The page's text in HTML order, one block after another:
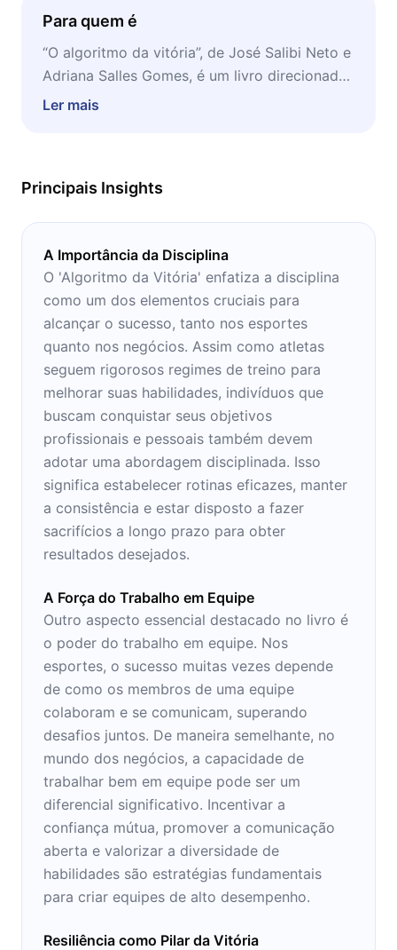
Para quem é
“O algoritmo da vitória”, de José Salibi Neto e
Adriana Salles Gomes, é um livro direcionado
para todos aqueles que desejam elevar suas
Ler mais
Principais Insights
A Importância da Disciplina
O 'Algoritmo da Vitória' enfatiza a disciplina
como um dos elementos cruciais para
alcançar o sucesso, tanto nos esportes
quanto nos negócios. Assim como atletas
seguem rigorosos regimes de treino para
melhorar suas habilidades, indivíduos que
buscam conquistar seus objetivos
profissionais e pessoais também devem
adotar uma abordagem disciplinada. Isso
significa estabelecer rotinas eficazes, manter
a consistência e estar disposto a fazer
sacrifícios a longo prazo para obter
resultados desejados.
A Força do Trabalho em Equipe
Outro aspecto essencial destacado no livro é
o poder do trabalho em equipe. Nos
esportes, o sucesso muitas vezes depende
de como os membros de uma equipe
colaboram e se comunicam, superando
desafios juntos. De maneira semelhante, no
mundo dos negócios, a capacidade de
trabalhar bem em equipe pode ser um
diferencial significativo. Incentivar a
confiança mútua, promover a comunicação
aberta e valorizar a diversidade de
habilidades são estratégias fundamentais
para criar equipes de alto desempenho.
Resiliência como Pilar da Vitória